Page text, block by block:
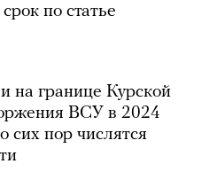
по статье
на границе Курской
ВСУ в 2024
сих пор числятся